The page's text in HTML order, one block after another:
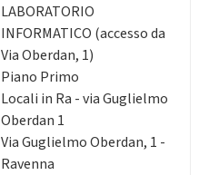
LABORATORIO
INFORMATICO (accesso da
Via Oberdan, 1)
Piano Primo
Locali in Ra - via Guglielmo
Oberdan 1
Via Guglielmo Oberdan, 1 -
Ravenna